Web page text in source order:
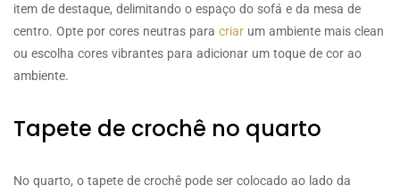
item de destaque, delimitando o espaço do sofá e da mesa de
centro. Opte por cores neutras para criar um ambiente mais clean
ou escolha cores vibrantes para adicionar um toque de cor ao
ambiente.
Tapete de crochê no quarto
No quarto, o tapete de crochê pode ser colocado ao lado da